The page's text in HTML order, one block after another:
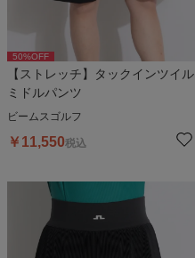
50%OFF
【ストレッチ】タックインツイル
ミドルパンツ
ビームスゴルフ
￥ 11,550税込